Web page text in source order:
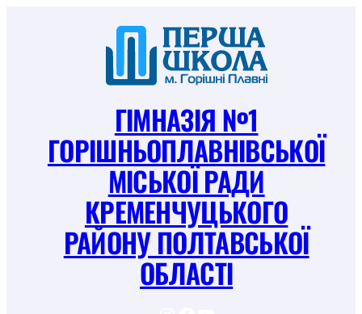
ГІМНАЗІЯ №1
ГОРІШНЬОПЛАВНІВСЬКОЇ
МІСЬКОЇ РАДИ
КРЕМЕНЧУЦЬКОГО
РАЙОНУ ПОЛТАВСЬКОЇ
ОБЛАСТІ